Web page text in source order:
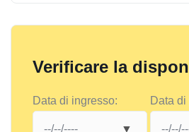
Verificare la
Data di ingresso: Data di